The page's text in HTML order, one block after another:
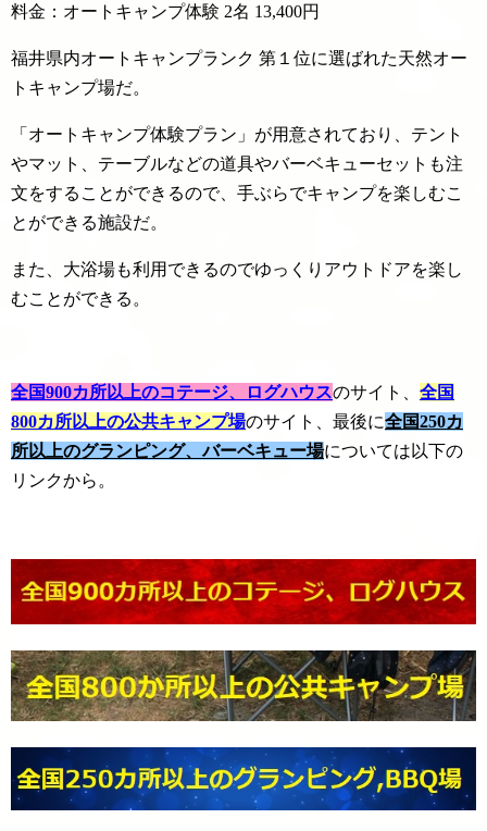
料金：オートキャンプ体験 2名 13,400円
福井県内オートキャンプランク 第１位に選ばれた天然オー
トキャンプ場だ。
「オートキャンプ体験プラン」が用意されており、テント
やマット、テーブルなどの道具やバーベキューセットも注
文をすることができるので、手ぶらでキャンプを楽しむこ
とができる施設だ。
また、大浴場も利用できるのでゆっくりアウトドアを楽し
むことができる。
全国900カ所以上のコテージ、ログハウスのサイト、 全国
800カ所以上の公共キャンプ場のサイト、最後に全国250カ
所以上のグランピング、バーベキュー場については以下の
リンクから。